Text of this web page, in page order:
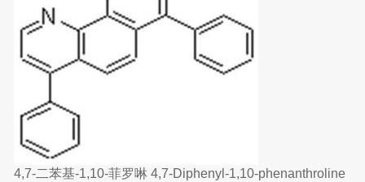
4,7-二苯基-1,10-菲罗啉 4,7-Diphenyl-1,10-phenanthroline